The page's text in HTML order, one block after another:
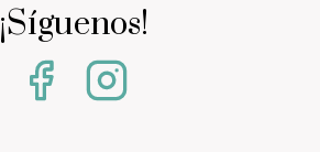
¡Síguenos!